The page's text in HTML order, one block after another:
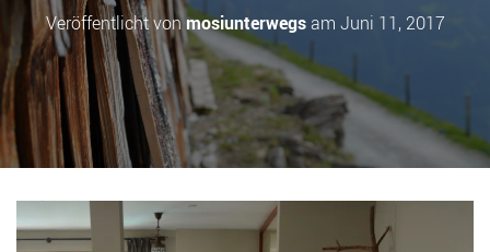
Veröffentlicht vonmosiunterwegsam Juni 11, 2017